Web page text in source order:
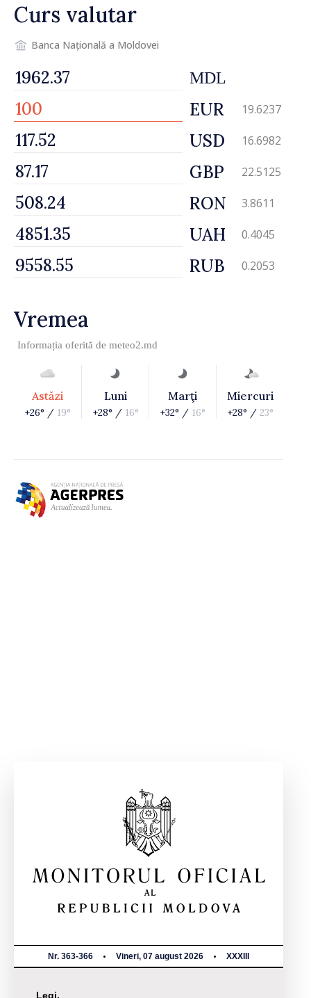
Curs valutar
Banca Națională a Moldovei
MDL
EUR 19.6237
USD 16.6982
GBP 22.5125
RON 3.8611
UAH 0.4045
RUB 0.2053
Vremea
Informația oferită de meteo2.md
Astăzi
+26° / 19°
Luni
+28° / 16°
Marţi
+32° / 16°
Miercuri
+28° / 23°
Nr. 363-366 Vineri, 07 august 2026 XXXIII
Legi,